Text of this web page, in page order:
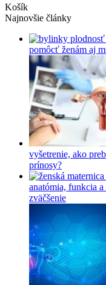
Košík
Najnovšie články
pomôcť ženám aj
vyšetrenie, ako
prínosy?
anatómia, funkcia
zväčšenie